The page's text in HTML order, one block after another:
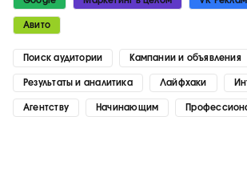
Авито
Поиск аудитории Кампании и объявления
Результаты и аналитика Лайфхаки
Агентству Начинающим